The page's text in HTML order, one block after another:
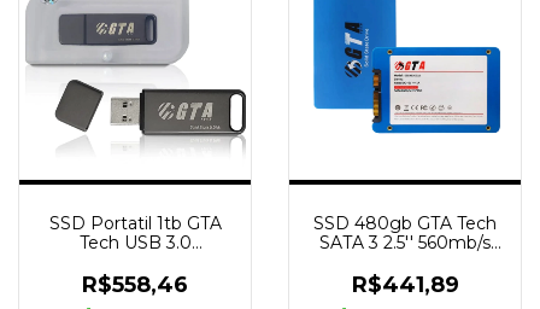
SSD Portatil 1tb GTA
Tech USB 3.0
400mb/s Grav
R$558,46
SSD 480gb GTA Tech
SATA 3 2.5'' 560mb/s
R$441,89